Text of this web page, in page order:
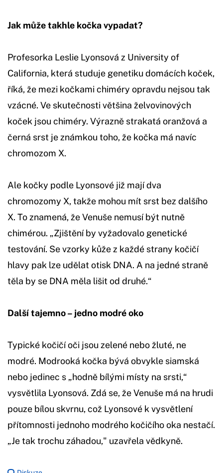
Jak můžetakhle kočka vypadat?
Profesorka Leslie Lyonsová z University of
California, která studuje genetiku domácích koček,
říká, že mezi kočkami chiméry opravdu nejsou tak
vzácné. Ve skutečnosti většina želvovinových
koček jsou chiméry. Výrazně strakatá oranžová a
černá srst je známkou toho, že kočka má navíc
chromozom X.
Ale kočky podle Lyonsové již mají dva
chromozomy X, takže mohou mít srst bez dalšího
X. To znamená, že Venuše nemusí být nutně
chimérou. „Zjištění by vyžadovalo genetické
testování. Se vzorky kůže z každé strany kočičí
hlavy pak lze udělat otisk DNA. A na jedné straně
těla by se DNA měla lišit od druhé.“
Další tajemno – jedno modré oko
Typické kočičí oči jsou zelené nebo žluté, ne
modré. Modrooká kočka bývá obvykle siamská
nebo jedinec s „hodně bílými místy na srsti,“
vysvětlila Lyonsová. Zdá se, že Venuše má na hrudi
pouze bílou skvrnu, což Lyonsové k vysvětlení
přítomnosti jednoho modrého kočičího oka nestačí.
„Je tak trochu záhadou," uzavřela vědkyně.